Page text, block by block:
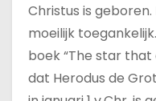
Christus is
moeilijk
boek “The star
dat Herodus de